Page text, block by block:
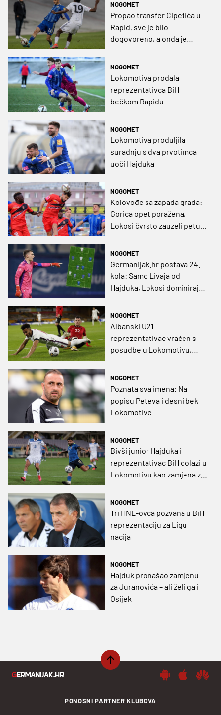
NOGOMET
Propao transfer Cipetića u
Rapid, sve je bilo
dogovoreno, a onda je
NOGOMET
Lokomotiva prodala
reprezentativca BiH
bečkom Rapidu
NOGOMET
Lokomotiva produljila
suradnju s dva prvotimca
uoči Hajduka
NOGOMET
Kolovođe sa zapada grada:
Gorica opet poražena,
Lokosi čvrsto zauzeli petu
NOGOMET
Germanijak.hr postava 24.
kola: Samo Livaja od
Hajduka, Lokosi dominiraju,
NOGOMET
Albanski U21
reprezentativac vraćen s
posudbe u Lokomotivu,
NOGOMET
Poznata sva imena: Na
popisu Peteva i desni bek
Lokomotive
NOGOMET
Bivši junior Hajduka i
reprezentativac BiH dolazi u
Lokomotivu kao zamjena za
NOGOMET
Tri HNL-ovca pozvana u BiH
reprezentaciju za Ligu
nacija
NOGOMET
Hajduk pronašao zamjenu
za Juranovića – ali želi ga i
Osijek
PONOSNI PARTNER KLUBOVA